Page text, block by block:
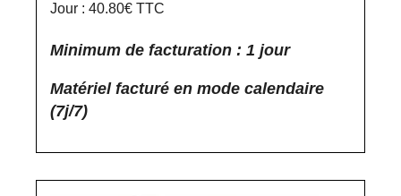
Jour : 40.80€ TTC
Minimum de facturation : 1 jour
Matériel facturé en mode calendaire
(7j/7)